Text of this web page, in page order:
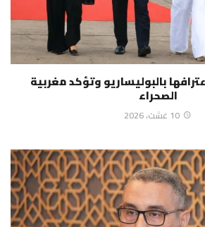
بالبوليساريو وتؤكد مغربية
الصحراء
10 غشت، 2026